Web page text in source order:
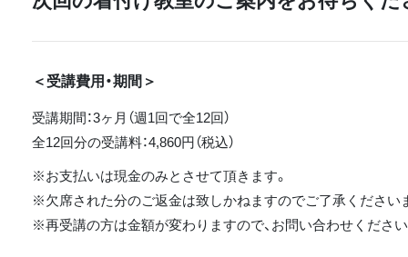
＜受講費用・期間＞
受講期間：3ヶ月（週1回で全12回）
全12回分の受講料：4,860円（税込）
※お支払いは現金のみとさせて頂きます。
※欠席された分のご返金は致しかねますのでご了承ください
※再受講の方は金額が変わりますので、お問い合わせください